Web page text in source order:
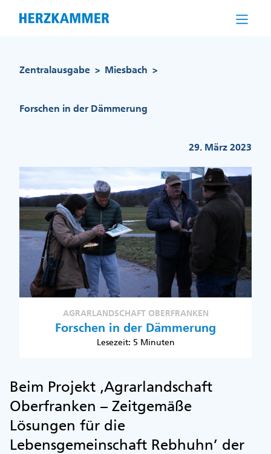
Zentralausgabe > Miesbach >
Forschen in der Dämmerung
29. März 2023
AGRARLANDSCHAFT OBERFRANKEN
Forschen in der Dämmerung
Lesezeit: 5 Minuten
Beim Projekt ‚Agrarlandschaft
Oberfranken – Zeitgemäße
Lösungen für die
Lebensgemeinschaft Rebhuhn’ der